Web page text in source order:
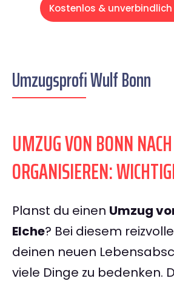
Kostenlos &
Umzugsprofi Wulf Bonn
UMZUG VON BONN
ORGANISIEREN:
Planst du einen Umzug
Elche? Bei diesem
deinen neuen
viele Dinge zu bedenken.